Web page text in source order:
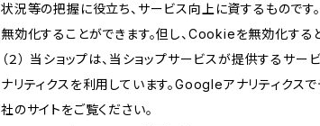
状況等の把握に役立ち、サービス向上に資するもので
無効化することができます。但し、Cookieを無効化する
（２） 当ショップは、当ショップサービスが提供する
ナリティクスを利用しています。Googleアナリティク
社のサイトをご覧ください。